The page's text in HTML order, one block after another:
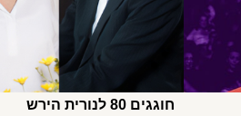
חוגגים 80 לנורית הירש